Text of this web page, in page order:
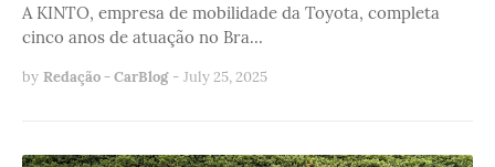
A KINTO, empresa de mobilidade da Toyota, completa
cinco anos de atuação no Bra…
by Redação - CarBlog - July 25, 2025